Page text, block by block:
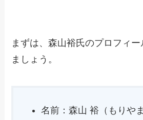
まずは、森山裕氏のプロフィ
ましょう。
名前：森山 裕（もりや